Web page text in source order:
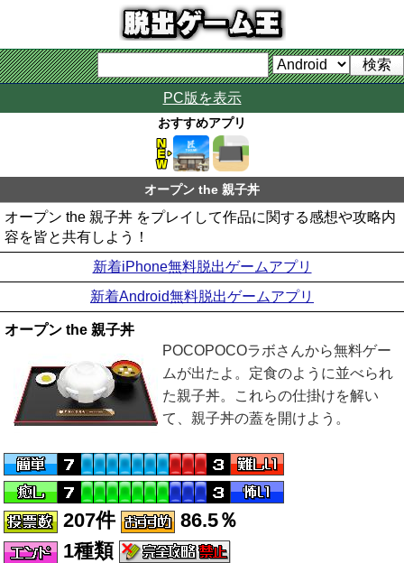
PC版を表示
おすすめアプリ
オープン the 親子丼
オープン the 親子丼 をプレイして作品に関する感想や攻略内
容を皆と共有しよう！
新着iPhone無料脱出ゲームアプリ
新着Android無料脱出ゲームアプリ
オープン the 親子丼
POCOPOCOラボさんから無料ゲー
ムが出たよ。定食のように並べられ
た親子丼。これらの仕掛けを解い
て、親子丼の蓋を開けよう。
207件
86.5％
1種類